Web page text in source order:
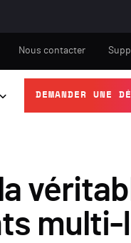
DEMANDER UNE
Nous contacter
multi-